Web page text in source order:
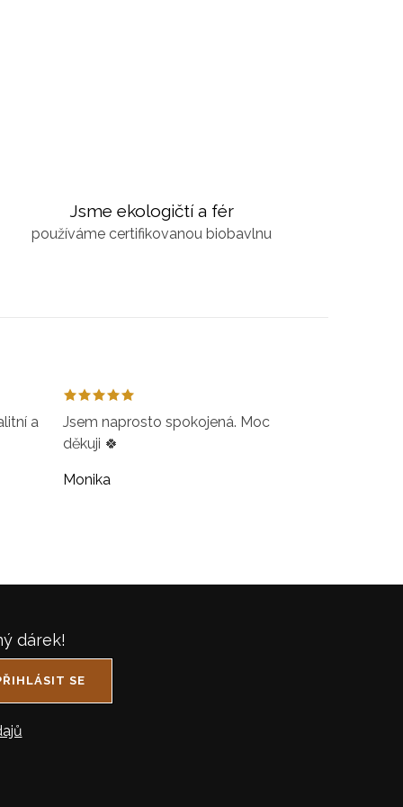
Jsme ekologičtí a fér
používáme certifikovanou biobavlnu
a
Jsem naprosto spokojená. Moc
děkuji 🍀
Monika
dárek!
SE